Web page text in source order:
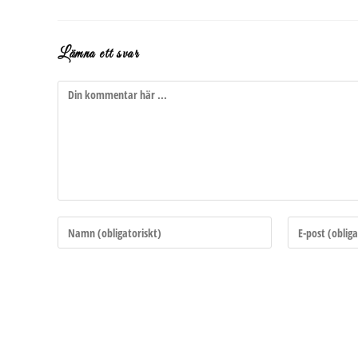
Lämna ett svar
Kommentar
Ange
ditt
Ange
din